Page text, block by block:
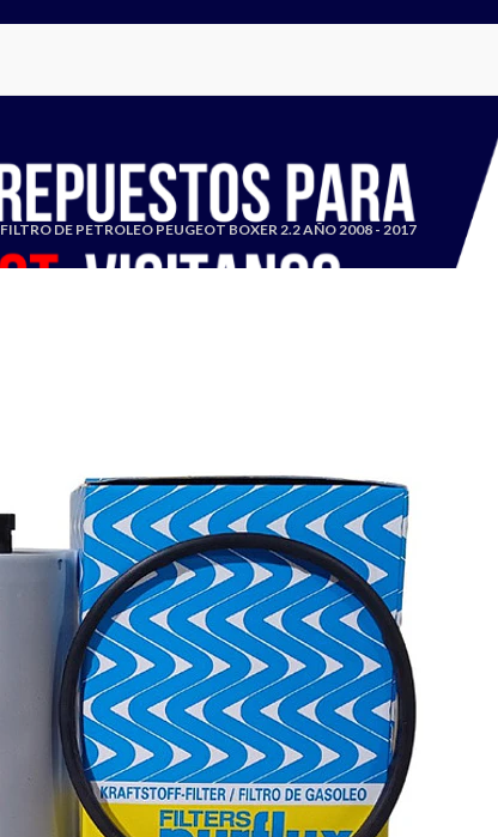
FILTRO DE PETROLEO PEUGEOT BOXER 2.2 AÑO 2008 - 2017